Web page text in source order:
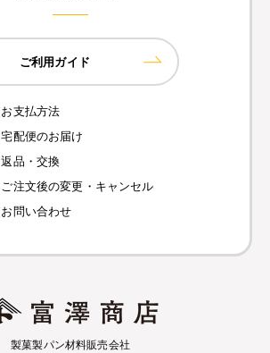
ご利用ガイド
お支払方法
宅配便のお届け
返品・交換
ご注文後の変更・キャンセル
お問い合わせ
製菓製パン材料販売会社